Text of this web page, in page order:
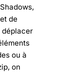
de
déplacer
ou à
on